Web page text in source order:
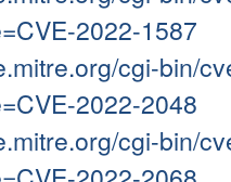
2022-1587
cgi-bin/
2022-2048
cgi-bin/